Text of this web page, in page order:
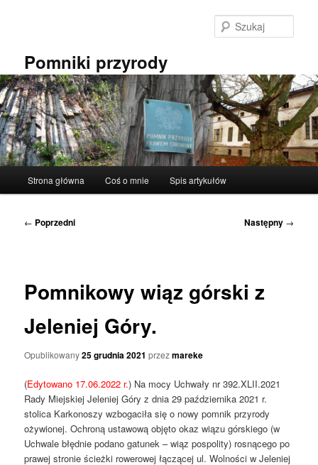
Pomniki przyrody
Strona główna Coś o mnie Spis artykułów
Nawigacja
← Poprzedni Następny →
Pomnikowy wiąz górski z
Jeleniej Góry.
Opublikowany25 grudnia 2021 przezmareke
(Edytowano 17.06.2022 r.) Na mocy Uchwały nr 392.XLII.2021
Rady Miejskiej Jeleniej Góry z dnia 29 października 2021 r.
stolica Karkonoszy wzbogaciła się o nowy pomnik przyrody
ożywionej. Ochroną ustawową objęto okaz wiązu górskiego (w
Uchwale błędnie podano gatunek – wiąz pospolity) rosnącego po
prawej stronie ścieżki rowerowej łączącej ul. Wolności w Jeleniej